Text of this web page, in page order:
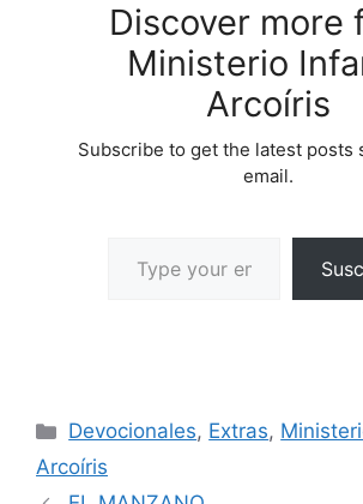
Discover more
Ministerio
Arcoíris
Subscribe to get the latest posts
email.
Devocionales, Extras,
Arcoíris